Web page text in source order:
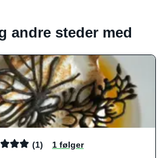
andre steder med
(1) 1 følger